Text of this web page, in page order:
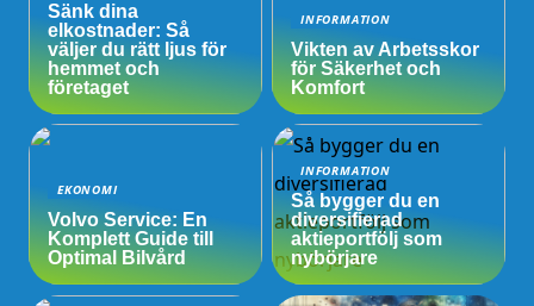
Sänk dina
elkostnader: Så
väljer du rätt ljus för
hemmet och
företaget
INFORMATION
Vikten av Arbetsskor
för Säkerhet och
Komfort
EKONOMI
Volvo Service: En
Komplett Guide till
Optimal Bilvård
INFORMATION
Så bygger du en
diversifierad
aktieportfölj som
nybörjare